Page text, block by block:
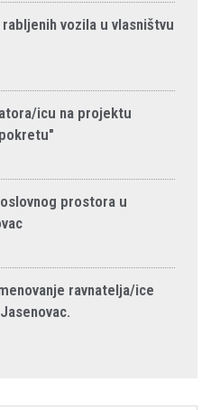
vozila u vlasništvu
icu na projektu
prostora u
ravnatelja/ice